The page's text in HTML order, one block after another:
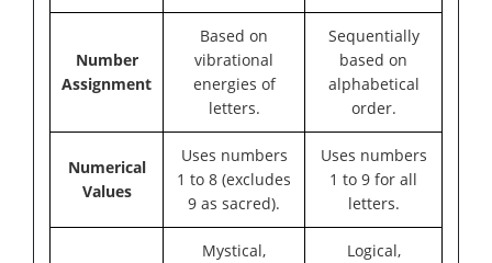
Number
Assignment
Based on
vibrational
energies of
letters.
Sequentially
based on
alphabetical
order.
Numerical
Values
Uses numbers
1 to 8 (excludes
9 as sacred).
Uses numbers
1 to 9 for all
letters.
Mystical,
Logical,